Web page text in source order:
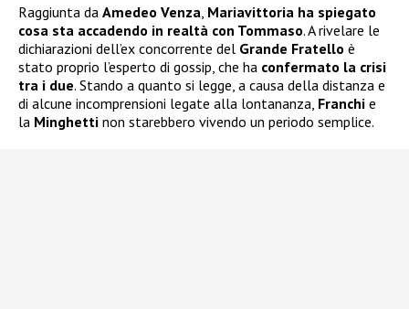
Raggiunta da Amedeo Venza, Mariavittoria ha spiegato
cosa sta accadendo in realtà con Tommaso. A rivelare le
dichiarazioni dell’ex concorrente del Grande Fratello è
stato proprio l’esperto di gossip, che ha confermato la crisi
tra i due. Stando a quanto si legge, a causa della distanza e
di alcune incomprensioni legate alla lontananza, Franchi e
la Minghetti non starebbero vivendo un periodo semplice.